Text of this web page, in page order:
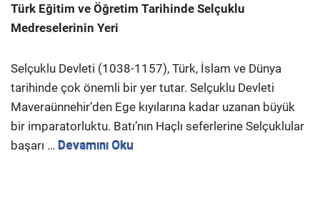
Türk Eğitim ve Öğretim Tarihinde Selçuklu
Medreselerinin Yeri
Selçuklu Devleti (1038-1157), Türk, İslam ve Dünya
tarihinde çok önemli bir yer tutar. Selçuklu Devleti
Maveraünnehir’den Ege kıyılarına kadar uzanan büyük
bir imparatorluktu. Batı’nın Haçlı seferlerine Selçuklular
başarı … Devamını Oku